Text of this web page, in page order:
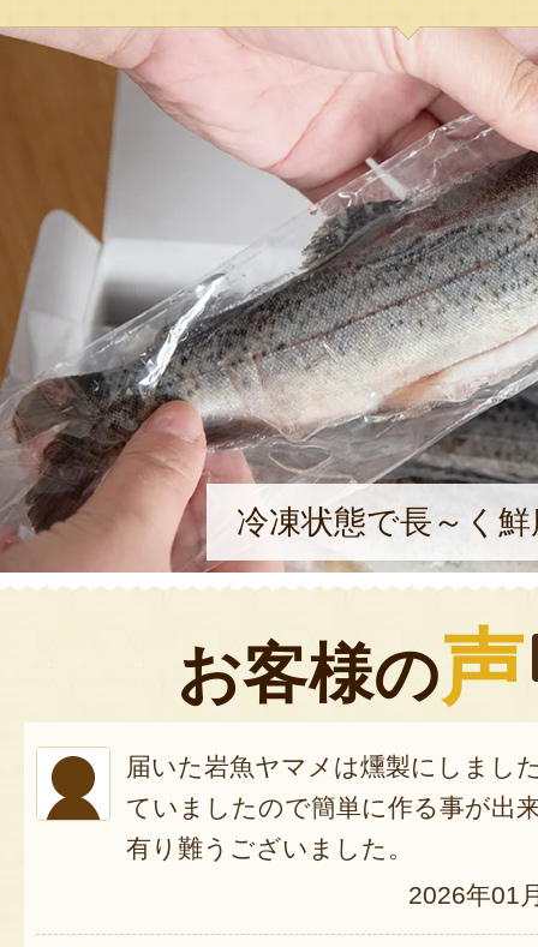
冷凍状態で長～く
お客様の声
届いた岩魚ヤマメは燻製にしまし
ていましたので簡単に作る事が出
有り難うございました。
2026年01